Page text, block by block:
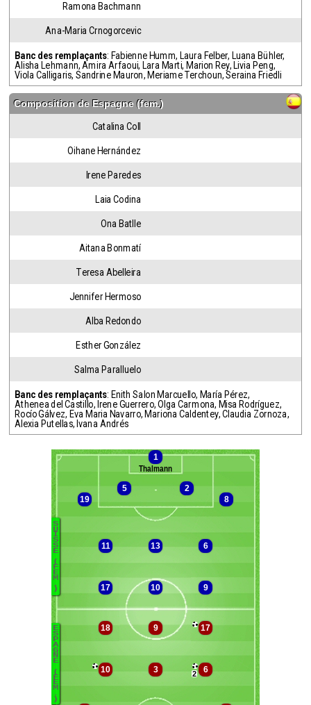
Ramona Bachmann
Ana-Maria Crnogorcevic
Banc des remplaçants: Fabienne Humm, Laura Felber, Luana Bühler,
Alisha Lehmann, Amira Arfaoui, Lara Marti, Marion Rey, Livia Peng,
Viola Calligaris, Sandrine Mauron, Meriame Terchoun,Seraina Friedli
Composition de Espagne (fem.)
Catalina Coll
Oihane Hernández
Irene Paredes
Laia Codina
Ona Batlle
Aitana Bonmatí
Teresa Abelleira
Jennifer Hermoso
Alba Redondo
Esther González
Salma Paralluelo
Banc des remplaçants: Enith Salon Marcuello, María Pérez,
Athenea del Castillo, Irene Guerrero,Olga Carmona, Misa Rodríguez,
Rocío Gálvez, Eva Maria Navarro, Mariona Caldentey,Claudia Zornoza,
Alexia Putellas, Ivana Andrés